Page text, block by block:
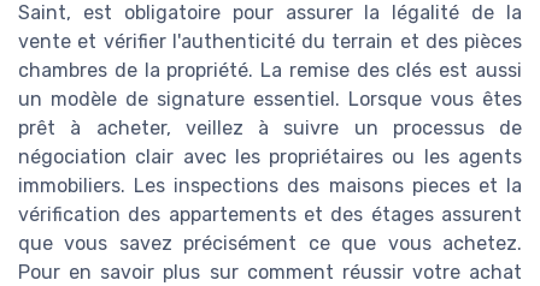
Saint, est obligatoire pour assurer la légalité de la
vente et vérifier l'authenticité du terrain et des pièces
chambres de la propriété. La remise des clés est aussi
un modèle de signature essentiel. Lorsque vous êtes
prêt à acheter, veillez à suivre un processus de
négociation clair avec les propriétaires ou les agents
immobiliers. Les inspections des maisons pieces et la
vérification des appartements et des étages assurent
que vous savez précisément ce que vous achetez.
Pour en savoir plus sur comment réussir votre achat